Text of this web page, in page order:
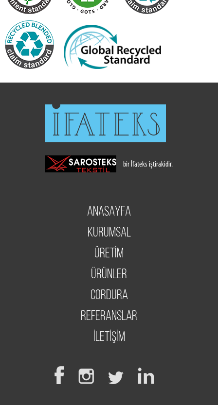
bir İfateks iştirakidir.
ANASAYFA
KURUMSAL
ÜRETİM
ÜRÜNLER
CORDURA
REFERANSLAR
İLETİŞİM